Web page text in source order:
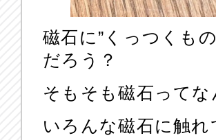
磁石に”くっつくも
だろう？
そもそも磁石って
いろんな磁石に触